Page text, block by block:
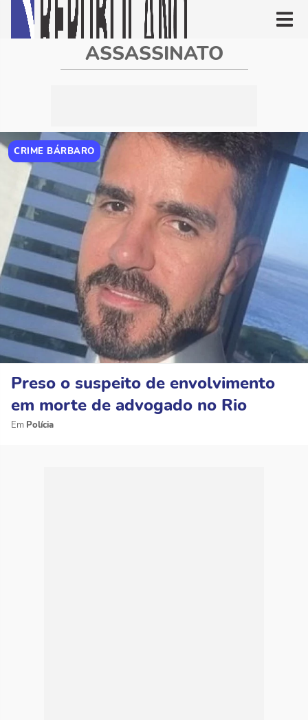
ASSASSINATO
CRIME BÁRBARO
Preso o suspeito de envolvimento
em morte de advogado no Rio
Polícia